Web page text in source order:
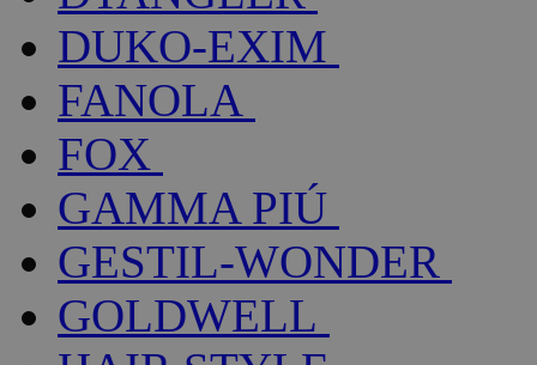
DUKO-EXIM
FANOLA
FOX
GAMMA PIÚ
GESTIL-WONDER
GOLDWELL